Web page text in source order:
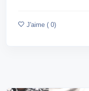
J'aime ( 0)